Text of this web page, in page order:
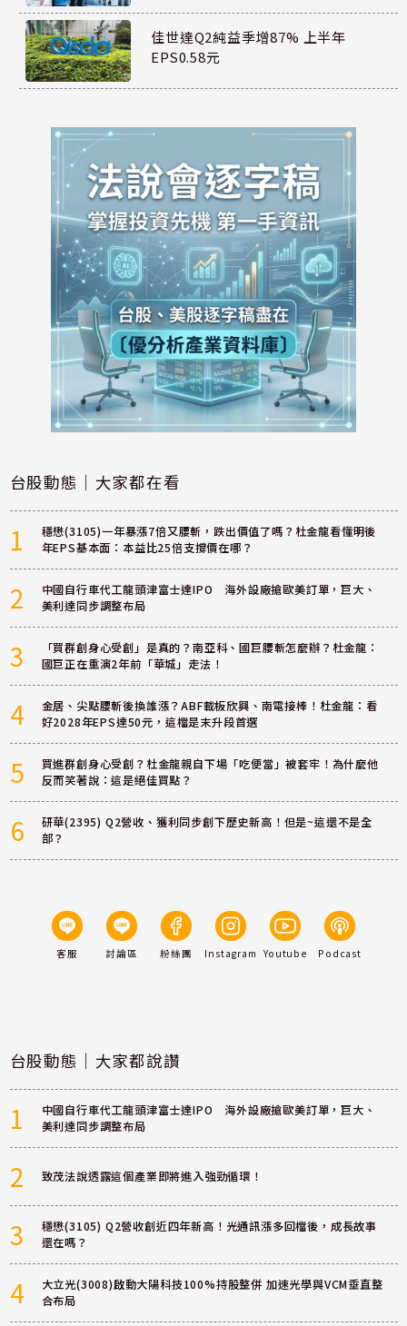
佳世達Q2純益季增87% 上半年
EPS0.58元
台股動態｜大家都在看
1
穩懋(3105)一年暴漲7倍又腰斬，跌出價值了嗎？杜金龍看懂明後
年EPS基本面：本益比25倍支撐價在哪？
2
中國自行車代工龍頭津富士達IPO 海外設廠搶歐美訂單，巨大、
美利達同步調整布局
3
「買群創身心受創」是真的？南亞科、國巨腰斬怎麼辦？杜金龍：
國巨正在重演2年前「華城」走法！
4
金居、尖點腰斬後換誰漲？ABF載板欣興、南電接棒！杜金龍：看
好2028年EPS達50元，這檔是末升段首選
5
買進群創身心受創？杜金龍親自下場「吃便當」被套牢！為什麼他
反而笑著說：這是絕佳買點？
6
研華(2395) Q2營收、獲利同步創下歷史新高！但是~這還不是全
部？
客服 討論區 粉絲團 Instagram Youtube Podcast
台股動態｜大家都說讚
1
中國自行車代工龍頭津富士達IPO 海外設廠搶歐美訂單，巨大、
美利達同步調整布局
2 致茂法說透露這個產業即將進入強勁循環！
3
穩懋(3105) Q2營收創近四年新高！光通訊漲多回檔後，成長故事
還在嗎？
4
大立光(3008)啟動大陽科技100%持股整併 加速光學與VCM垂直整
合布局